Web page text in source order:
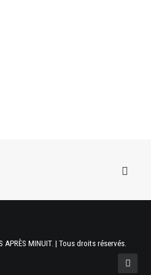
MINUIT. | Tous droits réservés.